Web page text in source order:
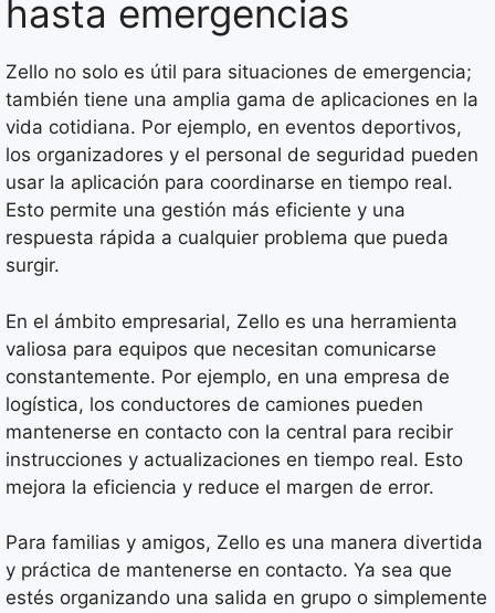
hasta emergencias
Zello no solo es útil para situaciones de emergencia;
también tiene una amplia gama de aplicaciones en la
vida cotidiana. Por ejemplo, en eventos deportivos,
los organizadores y el personal de seguridad pueden
usar la aplicación para coordinarse en tiempo real.
Esto permite una gestión más eficiente y una
respuesta rápida a cualquier problema que pueda
surgir.
En el ámbito empresarial, Zello es una herramienta
valiosa para equipos que necesitan comunicarse
constantemente. Por ejemplo, en una empresa de
logística, los conductores de camiones pueden
mantenerse en contacto con la central para recibir
instrucciones y actualizaciones en tiempo real. Esto
mejora la eficiencia y reduce el margen de error.
Para familias y amigos, Zello es una manera divertida
y práctica de mantenerse en contacto. Ya sea que
estés organizando una salida en grupo o simplemente